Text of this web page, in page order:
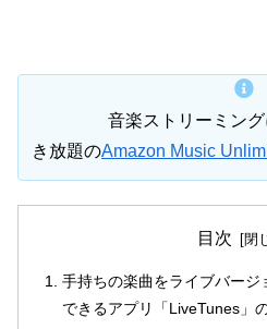
音楽ストリーミン
き放題のAmazon Music
目次
手持ちの楽曲をライブバージ
できるアプリ「LiveTunes」